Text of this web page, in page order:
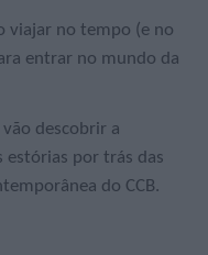
viajar no tempo (e no
entrar no mundo da
descobrir a
estórias por trás das
do CCB.